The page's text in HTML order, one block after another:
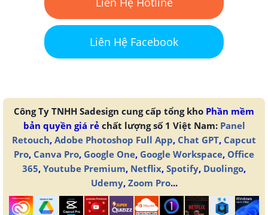
Liên Hệ Facebook
Công Ty TNHH Sadesign cung cấp tổng kho Phần mềm
bản quyền giá rẻchất lượng số 1 Việt Nam: Panel
Retouch, Adobe Photoshop Full App, Chat GPT, Capcut
Pro, Canva Pro, Google One, Google Workspace, Office
365, Youtube Premium, Netflix, Spotify, Duolingo,
Udemy, Zoom Pro...